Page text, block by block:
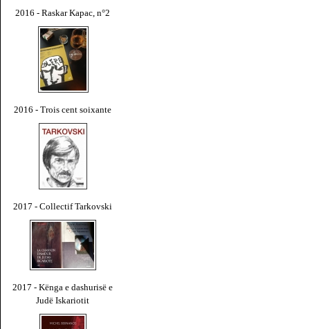
2016 - Raskar Kapac, n°2
2016 - Trois cent soixante
2017 - Collectif Tarkovski
2017 - Kënga e dashurisë e
Judë Iskariotit